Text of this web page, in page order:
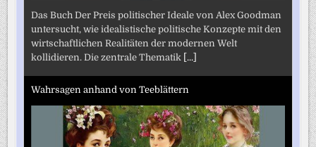
Das Buch Der Preis politischer Ideale von Alex Goodman
untersucht, wie idealistische politische Konzepte mit den
wirtschaftlichen Realitäten der modernen Welt
kollidieren. Die zentrale Thematik [...]
Wahrsagen anhand von Teeblättern